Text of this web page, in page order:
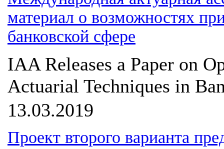
материал о возможностях
банковской сфере
IAA Releases a Paper on
Actuarial Techniques in
13.03.2019
Проект второго варианта